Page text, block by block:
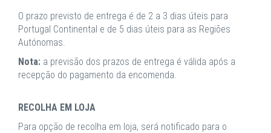
O prazo previsto de entrega é de 2 a 3 dias úteis para
Portugal Continental e de 5 dias úteis para as Regiões
Autónomas.
Nota: a previsão dos prazos de entrega é válida após a
recepção do pagamento da encomenda.
RECOLHA EM LOJA
Para opção de recolha em loja, será notificado para o